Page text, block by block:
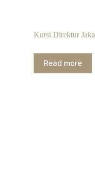
Kursi Direktur
Read more